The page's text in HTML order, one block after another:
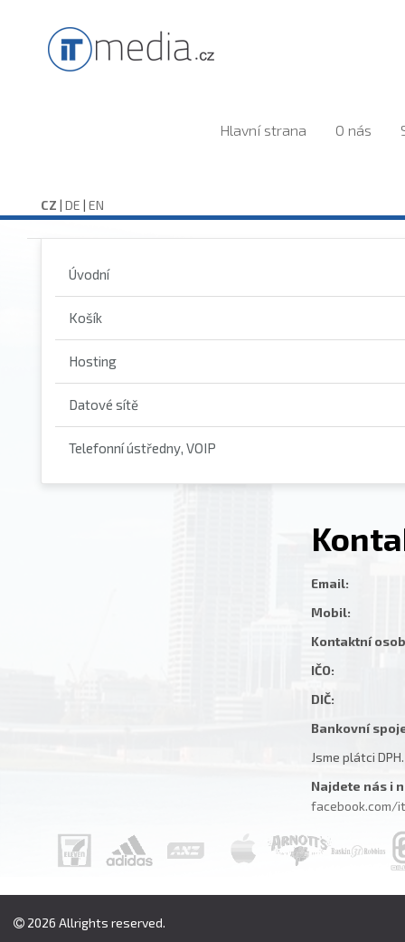
Hlavní strana O nás
CZ | DE | EN
Úvodní
Košík
Hosting
Datové sítě
Telefonní ústředny, VOIP
Email:
Mobil:
Kontaktní
IČO:
DIČ:
Bankovní
Jsme plátci DPH.
Najdete nás i
facebook.com/
2026 Allrights reserved.